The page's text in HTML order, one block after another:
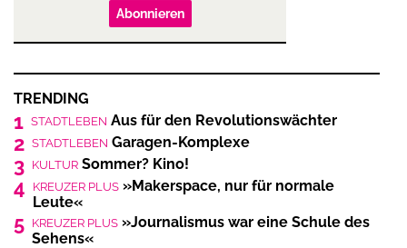
Abonnieren
TRENDING
1 STADTLEBEN Aus für den Revolutionswächter
2 STADTLEBEN Garagen-Komplexe
3 KULTUR Sommer? Kino!
4 KREUZER PLUS »Makerspace, nur für normale
Leute«
5 KREUZER PLUS »Journalismus war eine Schule des
Sehens«